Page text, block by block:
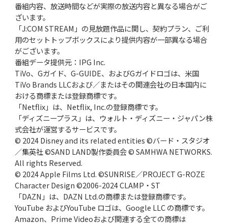
番組内容、放送時間などが実際の放送内容と異なる場合がご
ざいます。
「J:COM STREAM」の見放題作品に関し、契約プラン、ご利
用のセットトップボックスにより提供内容が一部異なる場合
がございます。
番組データ提供元：IPG Inc.
TiVo、Gガイド、G-GUIDE、およびGガイドロゴは、米国
TiVo Brands LLCおよび／またはその関連会社の日本国内に
おける商標または登録商標です。
「Netflix」は、Netflix, Inc.の登録商標です。
「ディズニープラス」は、ウォルト・ディズニー・ジャパン株
式会社が運営するサービスです。
© 2024 Disney and its related entities ©バード・スタジオ
／集英社 ©SAND LAND製作委員会 © SAMHWA NETWORKS.
All rights Reserved.
© 2024 Apple Films Ltd. ©SUNRISE／PROJECT G-ROZE
Character Design ©2006-2024 CLAMP・ST
「DAZN」は、DAZN Ltd.の商標または登録商標です。
YouTube およびYouTube ロゴは、Google LLC の商標です。
Amazon、Prime Videoおよび関連する全ての商標は